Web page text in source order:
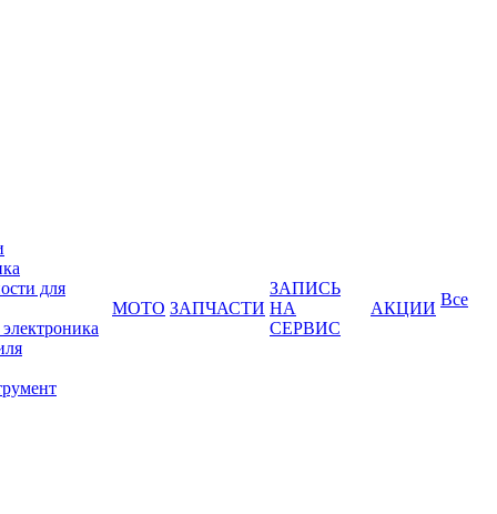
для
МОТО ЗАПЧАСТИ
ЗАПИСЬ
НА
СЕРВИС
АКЦИИ Все